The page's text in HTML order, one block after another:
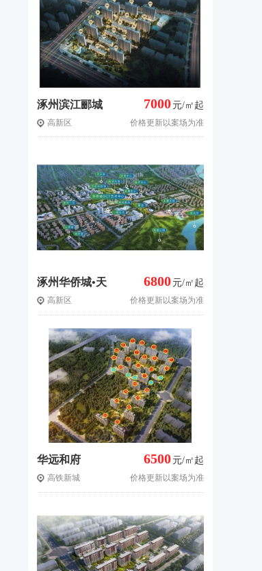
涿州滨江郦城 元/㎡起
7000
高新区 价格更新以案场为准
涿州华侨城•天
鹅堡
元/㎡起
6800
高新区 价格更新以案场为准
华远和府 元/㎡起
6500
高铁新城 价格更新以案场为准